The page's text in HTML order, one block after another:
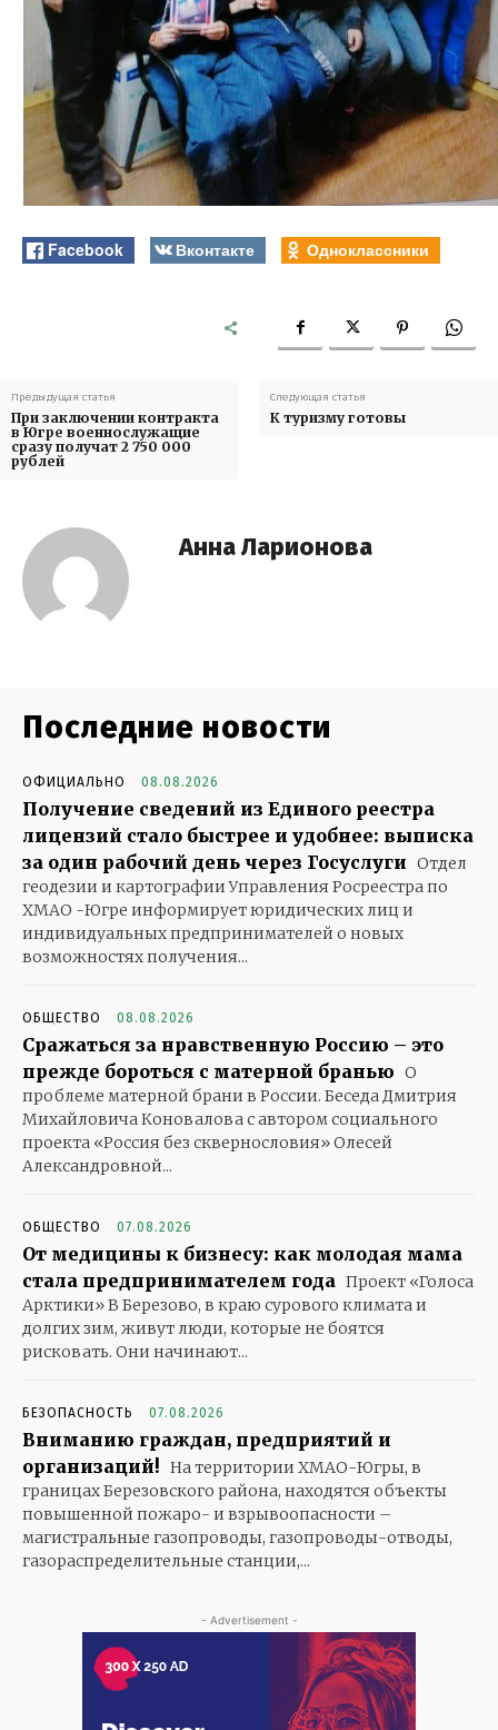
Facebook Вконтакте Одноклассники
Предыдущая статья
При заключении контракта
в Югре военнослужащие
сразу получат 2 750 000
рублей
Следующая статья
К туризму готовы
Анна Ларионова
Последние новости
ОФИЦИАЛЬНО 08.08.2026
Получение сведений из Единого реестра
лицензий стало быстрее и удобнее: выписка
за один рабочий день через Госуслуги Отдел
геодезии и картографии Управления Росреестра по
ХМАО -Югре информирует юридических лиц и
индивидуальных предпринимателей о новых
возможностях получения...
ОБЩЕСТВО 08.08.2026
Сражаться за нравственную Россию – это
прежде бороться с матерной бранью О
проблеме матерной брани в России. Беседа Дмитрия
Михайловича Коновалова с автором социального
проекта «Россия без сквернословия» Олесей
Александровной...
ОБЩЕСТВО 07.08.2026
От медицины к бизнесу: как молодая мама
стала предпринимателем года Проект «Голоса
Арктики» В Березово, в краю сурового климата и
долгих зим, живут люди, которые не боятся
рисковать. Они начинают...
БЕЗОПАСНОСТЬ 07.08.2026
Вниманию граждан, предприятий и
организаций! На территории ХМАО-Югры, в
границах Березовского района, находятся объекты
повышенной пожаро- и взрывоопасности –
магистральные газопроводы, газопроводы-отводы,
газораспределительные станции,...
- Advertisement -